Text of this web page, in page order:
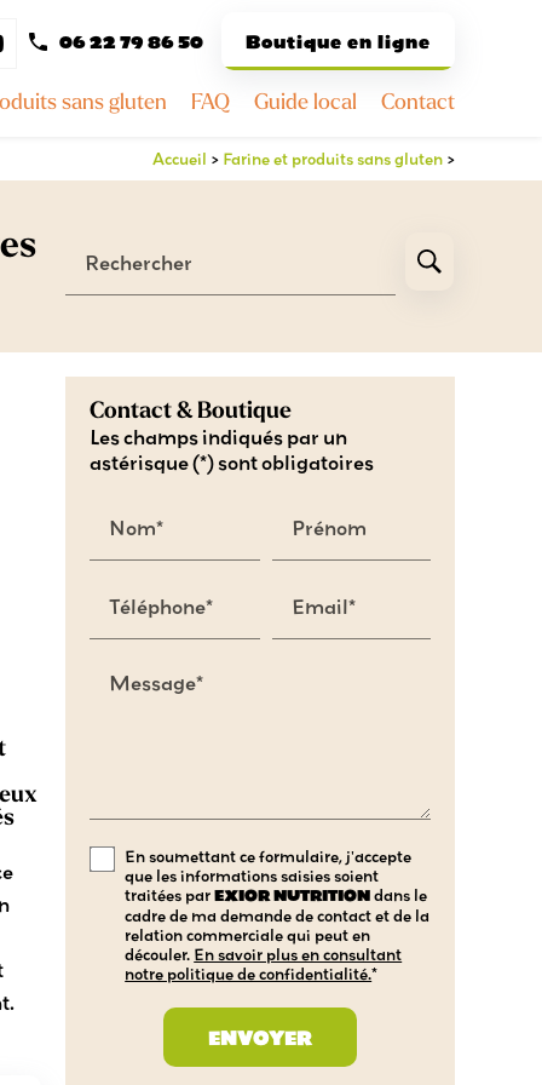
06 22 79 86 50 Boutique en ligne
sans gluten FAQ Guide local Contact
Accueil > Farine et produits sans gluten >
Rechercher
Contact & Boutique
Les champs indiqués par un
astérisque (*) sont obligatoires
Nom* Prénom
Téléphone* Email*
Message*
En soumettant ce formulaire, j'accepte
que les informations saisies soient
traitées parEXIOR NUTRITIONdans le
cadre de ma demande de contact et de la
relation commerciale qui peut en
découler. En savoir plus en consultant
notre politique de confidentialité.*